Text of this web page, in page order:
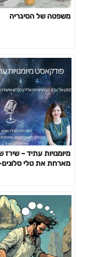
משפטה של הסיגריה
מיומנויות עתיד – שירז
מארחת את טלי